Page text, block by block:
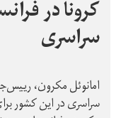
کرونا در
سراسری
امانوئل مکرون،
سراسری در این کشور